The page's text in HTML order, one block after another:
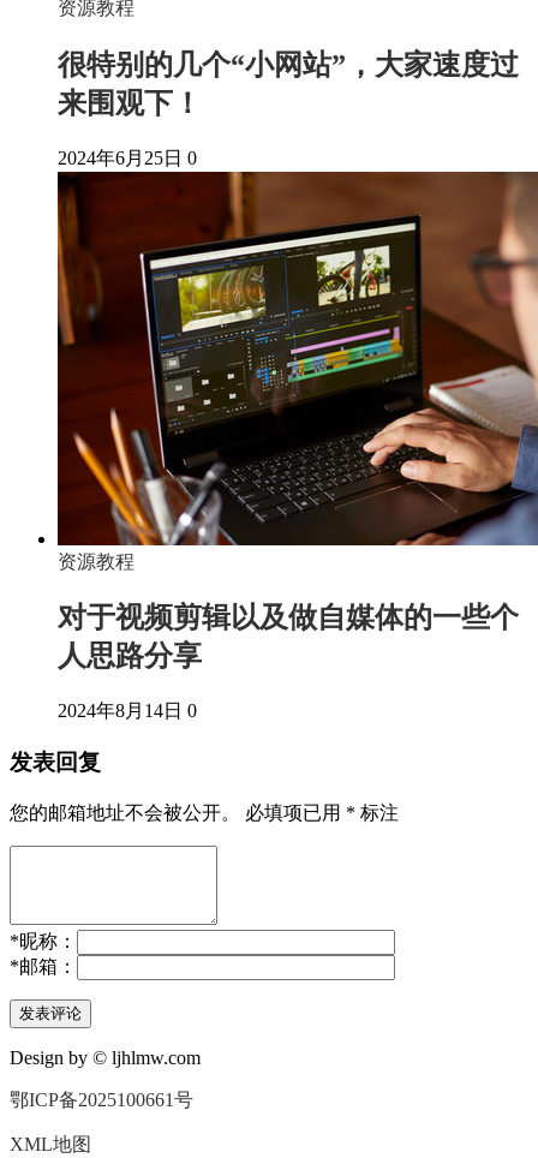
资源教程
很特别的几个“小网站”，大家速度过
来围观下！
2024年6月25日 0
资源教程
对于视频剪辑以及做自媒体的一些个
人思路分享
2024年8月14日 0
发表回复
您的邮箱地址不会被公开。 必填项已用 * 标注
*昵称：
*邮箱：
Design by © ljhlmw.com
鄂ICP备2025100661号
XML地图